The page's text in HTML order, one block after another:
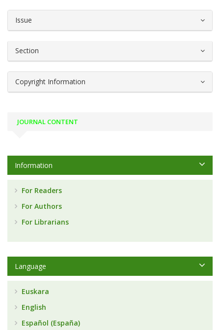
Issue
Section
Copyright Information
JOURNAL CONTENT
Information
For Readers
For Authors
For Librarians
Language
Euskara
English
Español (España)